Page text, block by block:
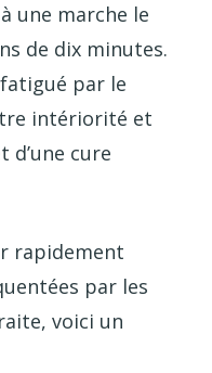
une marche le
de dix minutes.
par le
intériorité et
d’une cure
rapidement
par les
voici un